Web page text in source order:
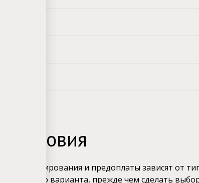
Условия
бронирования и предоплаты зависят от
каждого варианта, прежде чем сделать